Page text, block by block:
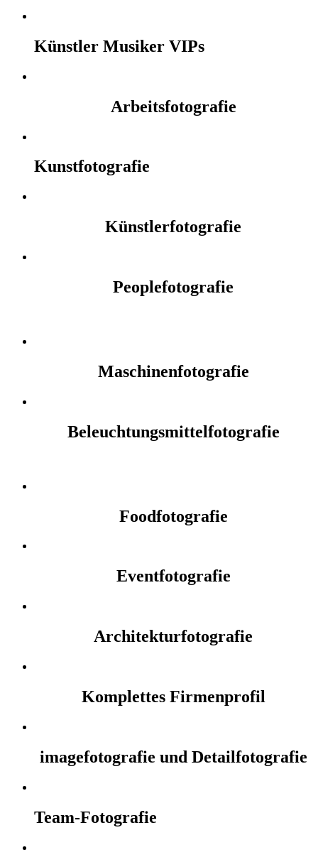
Künstler Musiker VIPs
Arbeitsfotografie
Kunstfotografie
Künstlerfotografie
Peoplefotografie
Maschinenfotografie
Beleuchtungsmittelfotografie
Foodfotografie
Eventfotografie
Architekturfotografie
Komplettes Firmenprofil
imagefotografie und Detailfotografie
Team-Fotografie